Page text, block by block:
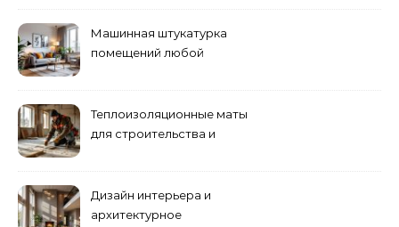
Машинная штукатурка
помещений любой
Теплоизоляционные маты
для строительства и
Дизайн интерьера и
архитектурное